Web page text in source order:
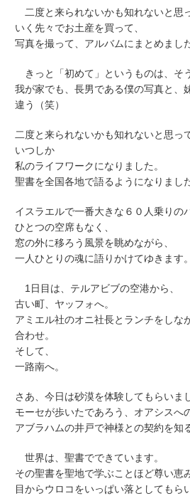
二度と来られないかも知れないと思
いく先々でお土産を買って、
写真を撮って、アルバムにまとめました
きっと「初めて」というものは、そ
我が家でも、長男である僕の写真と、
違う（笑）
二度と来られないかも知れないと思っ
いつしか
私のライフワークになりました。
聖書を全国各地で語るようになりました
イスラエルで一番大きな６０人乗りの
ひとつの空席もなく、
窓の外に移ろう風景を眺めながら、
一人ひとりの魂に語りかけてゆきます。
1日目は、テルアビブの空港から、
古い町、ヤッフォへ。
アミエル社のオニ社長とランチをしな
合わせ。
そして、
一路南へ。
さあ、今日は砂漠を体験してもらいま
モーセが歩いたであろう、オアシスへ
アブラハムの井戸で神様との契約を知
世界は、聖書でできています。
その聖書を聖地で学ぶことほど尊い恵
目からウロコをいっぱい落としてもら